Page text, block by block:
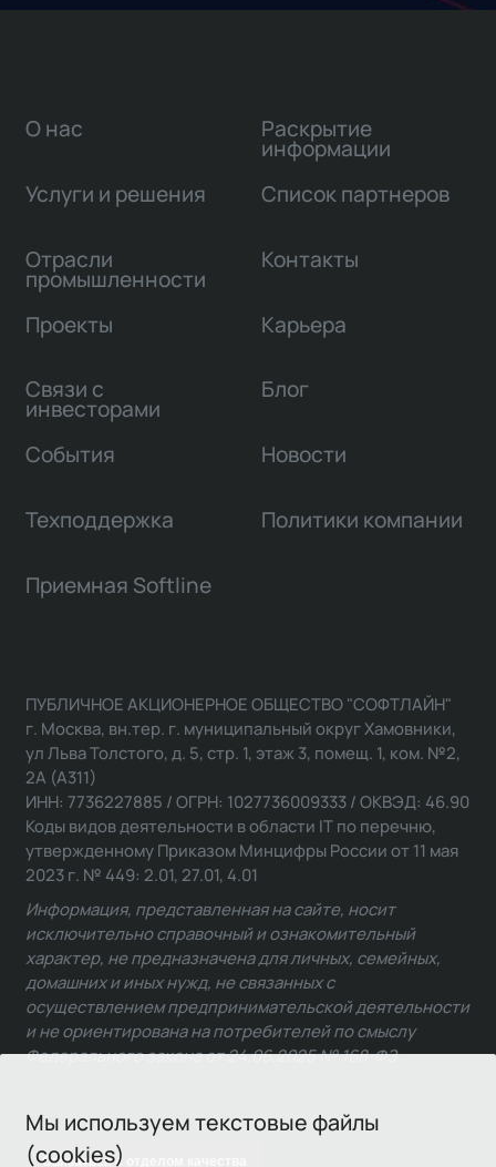
Мы используем текстовые файлы
(cookies)
О нас
Услуги и решения
Отрасли
промышленности
Проекты
Связи с
инвесторами
Раскрытие
информации
Список партнеров
Контакты
Карьера
Блог
События Новости
Техподдержка Политики компании
Приемная Softline
Связаться с отделом качества
ПУБЛИЧНОЕ АКЦИОНЕРНОЕ ОБЩЕСТВО "СОФТЛАЙН"
г. Москва, вн.тер. г. муниципальный округ Хамовники,
ул Льва Толстого, д. 5, стр. 1, этаж 3, помещ. 1, ком. №2,
2А (А311)
ИНН: 7736227885 / ОГРН: 1027736009333 / ОКВЭД: 46.90
Коды видов деятельности в области IT по перечню,
утвержденному Приказом Минцифры России от 11 мая
2023 г. № 449: 2.01, 27.01, 4.01
Информация, представленная на сайте, носит
исключительно справочный и ознакомительный
характер, не предназначена для личных, семейных,
домашних и иных нужд, не связанных с
осуществлением предпринимательской деятельности
и не ориентирована на потребителей по смыслу
Федерального закона от 24.06.2025 № 168-ФЗ.